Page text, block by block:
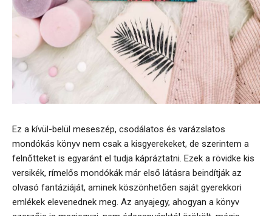
Ez a kívül-belül meseszép, csodálatos és varázslatos
mondókás könyv nem csak a kisgyerekeket, de szerintem a
felnőtteket is egyaránt el tudja kápráztatni. Ezek a rövidke kis
versikék, rímelős mondókák már első látásra beindítják az
olvasó fantáziáját, aminek köszönhetően saját gyerekkori
emlékek elevenednek meg. Az anyajegy, ahogyan a könyv